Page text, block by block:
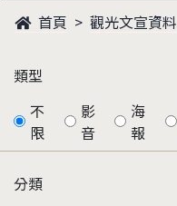
首頁 觀光文宣資料
類型
不
限
影
音
海
報
分類